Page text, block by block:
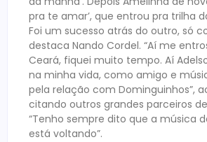
pra te amar’, que entrou pra trilha
Foi um sucesso atrás do outro, só
destaca Nando Cordel. “Aí me
Ceará, fiquei muito tempo. Aí
na minha vida, como amigo e
pela relação com Dominguinhos”,
citando outros grandes parceiros
“Tenho sempre dito que a música
está voltando”.